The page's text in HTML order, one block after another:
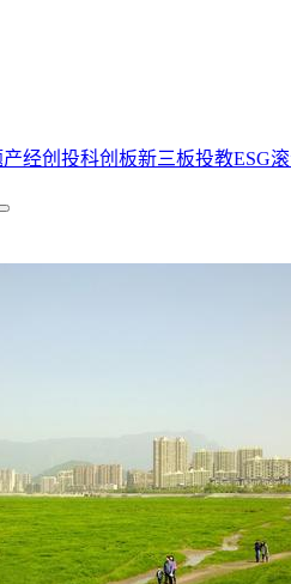
产经创投科创板新三板投教ESG